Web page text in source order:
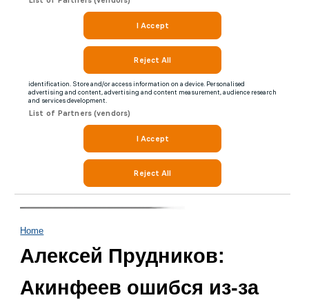
Home
Алексей Прудников:
Акинфеев ошибся из-за